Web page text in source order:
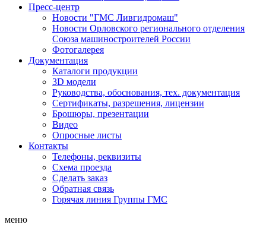
Пресс-центр
Новости "ГМС Ливгидромаш"
Новости Орловского регионального отделения
Союза машиностроителей России
Фотогалерея
Документация
Каталоги продукции
3D модели
Руководства, обоснования, тех. документация
Сертификаты, разрешения, лицензии
Брошюры, презентации
Видео
Опросные листы
Контакты
Телефоны, реквизиты
Схема проезда
Сделать заказ
Обратная связь
Горячая линия Группы ГМС
меню